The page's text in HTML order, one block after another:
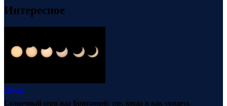
Интересное
Наука
Солнечный серп над Британией: где, когда и как увидеть